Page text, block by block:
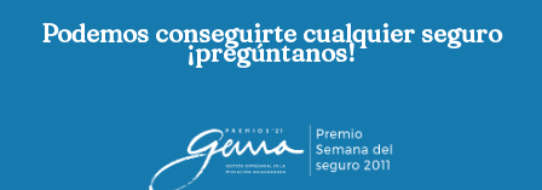
Podemos conseguirte cualquier seguro
¡pregúntanos!